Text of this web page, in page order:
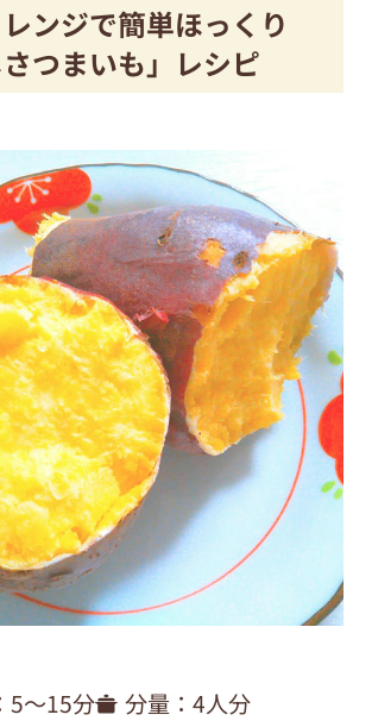
ンジで簡単ほっくり
さつまいも」レシピ
5〜15分 分量：4人分